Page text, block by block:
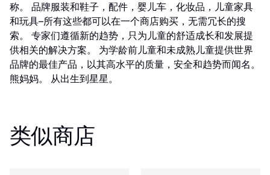
称。 品牌服装和鞋子，配件，婴儿车，化妆品，儿童家具
和玩具–所有这些都可以在一个商店购买，无需冗长的搜
索。 专家们遵循新的趋势，只为儿童的舒适成长和发展提
供相关的解决方案。 为学龄前儿童和未成熟儿童提供世界
品牌的最佳产品，以其高水平的质量，安全和趋势而闻名。
熊妈妈。 从出生到星星。
类似商店